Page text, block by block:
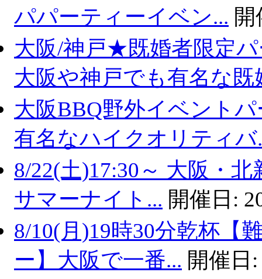
パパーティーイベン...
大阪/神戸★既婚者限定
大阪や神戸でも有名な既
大阪BBQ野外イベント
有名なハイクオリティバ
8/22(土)17:30～ 大阪・
サマーナイト... 開催日:
8/10(月)19時30分乾杯【
ー】大阪で一番... 開催日